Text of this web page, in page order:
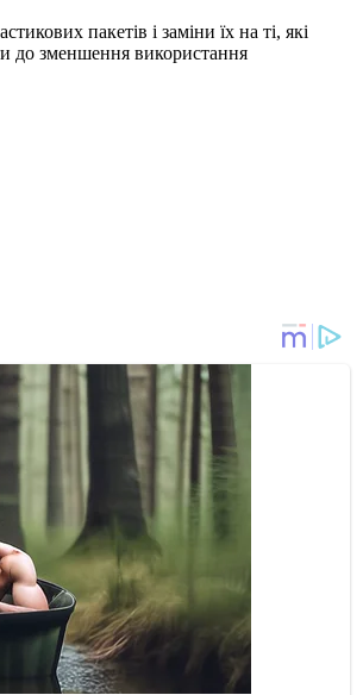
пакетів і заміни їх на ті, які
до зменшення використання